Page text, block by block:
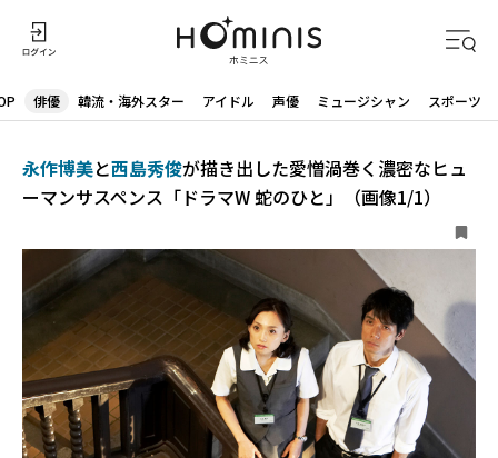
俳優 韓流・海外スター アイドル 声優 ミュージシャン スポーツ
永作博美と西島秀俊が描き出した愛憎渦巻く濃密なヒュ
ーマンサスペンス「ドラマW 蛇のひと」（画像1/1）